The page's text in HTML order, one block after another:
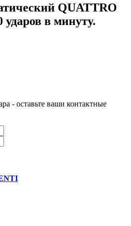
QUATTRO
в минуту.
- оставьте ваши контактные